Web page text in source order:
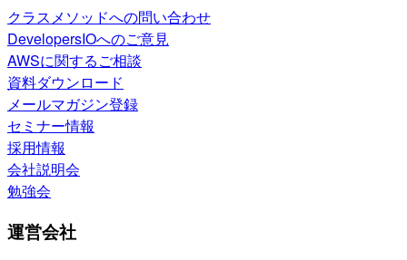
クラスメソッドへの問い合わせ
DevelopersIOへのご意見
AWSに関するご相談
資料ダウンロード
メールマガジン登録
セミナー情報
採用情報
会社説明会
勉強会
運営会社